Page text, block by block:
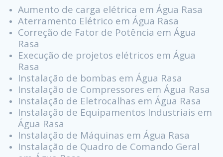
Aumento de carga elétrica em Água Rasa
Aterramento Elétrico em Água Rasa
Correção de Fator de Potência em Água
Rasa
Execução de projetos elétricos em Água
Rasa
Instalação de bombas em Água Rasa
Instalação de Compressores em Água Rasa
Instalação de Eletrocalhas em Água Rasa
Instalação de Equipamentos Industriais em
Água Rasa
Instalação de Máquinas em Água Rasa
Instalação de Quadro de Comando Geral